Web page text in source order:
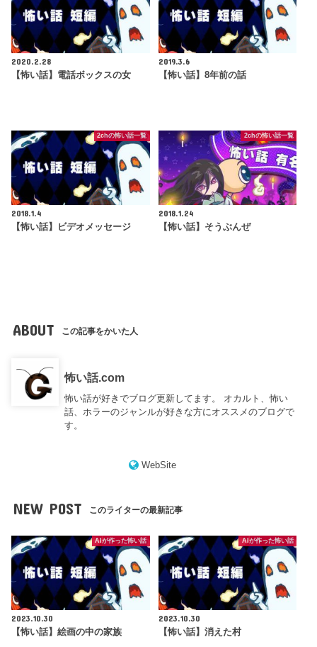
2020.2.28
【怖い話】電話ボックスの女
2019.3.6
【怖い話】8年前の話
2chの怖い話一覧
2018.1.4
【怖い話】ビデオメッセージ
2chの怖い話一覧
2018.1.24
【怖い話】そうぶんぜ
ABOUT この記事をかいた人
怖い話.com
怖い話が好きでブログ更新してます。 オカルト、怖い
話、ホラーのジャンルが好きな方にオススメのブログで
す。
WebSite
NEW POST このライターの最新記事
AIが作った怖い話
2023.10.30
【怖い話】絵画の中の家族
AIが作った怖い話
2023.10.30
【怖い話】消えた村